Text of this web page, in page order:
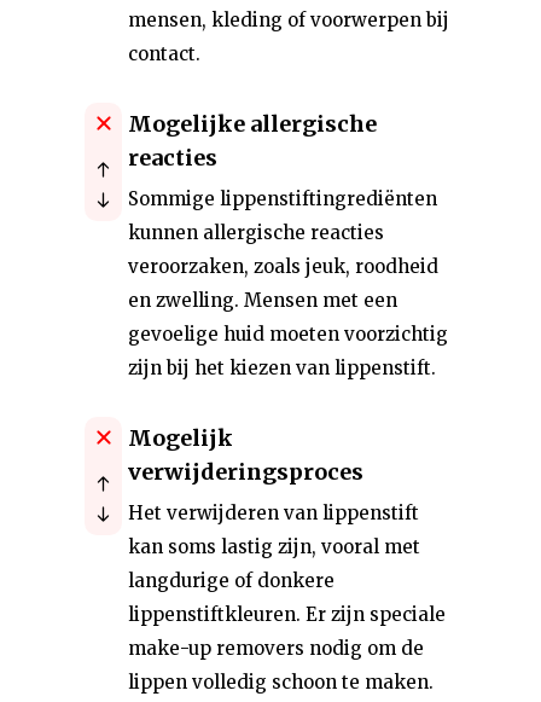
mensen, kleding of voorwerpen bij
contact.
Mogelijke allergische
reacties
Sommige lippenstiftingrediënten
kunnen allergische reacties
veroorzaken, zoals jeuk, roodheid
en zwelling. Mensen met een
gevoelige huid moeten voorzichtig
zijn bij het kiezen van lippenstift.
Mogelijk
verwijderingsproces
Het verwijderen van lippenstift
kan soms lastig zijn, vooral met
langdurige of donkere
lippenstiftkleuren. Er zijn speciale
make-up removers nodig om de
lippen volledig schoon te maken.